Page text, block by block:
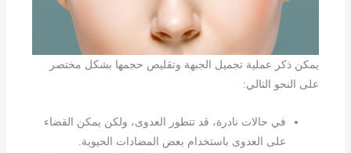
يمكن ذكر عملية تجميل الجبهة وتقليص حجمها بشكل مختصر
على النحو التالي:
في حالات نادرة، قد تتطور العدوى، ولكن يمكن القضاء
على العدوى باستخدام بعض المضادات الحيوية.